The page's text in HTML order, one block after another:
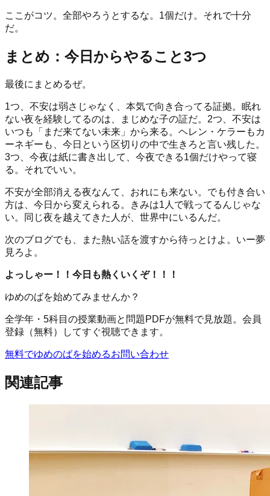
ここがコツ。全部やろうとするな。1個だけ。それで十分
だ。
まとめ：今日からやること3つ
最後にまとめるぜ。
1つ、不安は弱さじゃなく、本気で向き合ってる証拠。眠れ
ない夜を経験してるのは、まじめな子の証だ。2つ、不安は
いつも「まだ来てない未来」から来る。ヘレン・ケラーもカ
ーネギーも、今日という区切りの中で生きろと言い残した。
3つ、今夜は紙に書き出して、今夜できる1個だけやって寝
る。それでいい。
不安が全部消える夜なんて、おれにも来ない。でも付き合い
方は、今日から変えられる。きみは1人で戦ってるんじゃな
い。同じ夜を越えてきた人が、世界中にいるんだ。
次のブログでも、また熱い話を渡すから待っとけよ。いー夢
見ろよ。
よっしゃー！！今日も熱くいくぞ！！！
ゆめのばを始めてみませんか？
全学年・5科目の授業動画と問題PDFが無料で見放題。会員
登録（無料）してすぐ視聴できます。
無料でゆめのばを始めるお問い合わせ
関連記事